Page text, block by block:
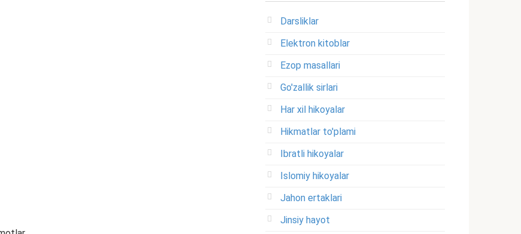
Darsliklar
Elektron kitoblar
Ezop masallari
Go'zallik sirlari
Har xil hikoyalar
Hikmatlar to'plami
Ibratli hikoyalar
Islomiy hikoyalar
Jahon ertaklari
Jinsiy hayot